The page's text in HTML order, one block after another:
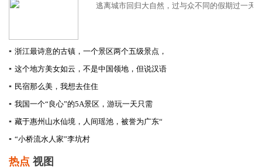
逃离城市回归大自然，过与众不同的假期过一天
▪ 浙江最诗意的古镇，一个景区两个五级景点，
▪ 这个地方美女如云，不是中国领地，但说汉语
▪ 民宿那么美，我想去住住
▪ 我国一个“良心”的5A景区，游玩一天只需
▪ 藏于惠州山水仙境，人间瑶池，被誉为广东“
▪ “小桥流水人家”李坑村
热点 视图